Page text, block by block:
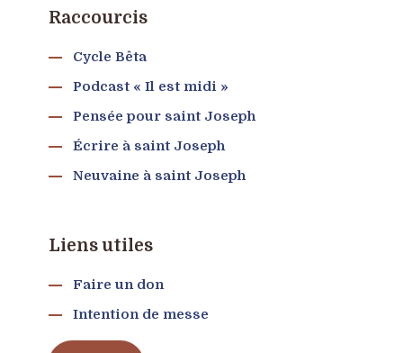
Raccourcis
Cycle Bêta
Podcast « Il est midi »
Pensée pour saint Joseph
Écrire à saint Joseph
Neuvaine à saint Joseph
Liens utiles
Faire un don
Intention de messe